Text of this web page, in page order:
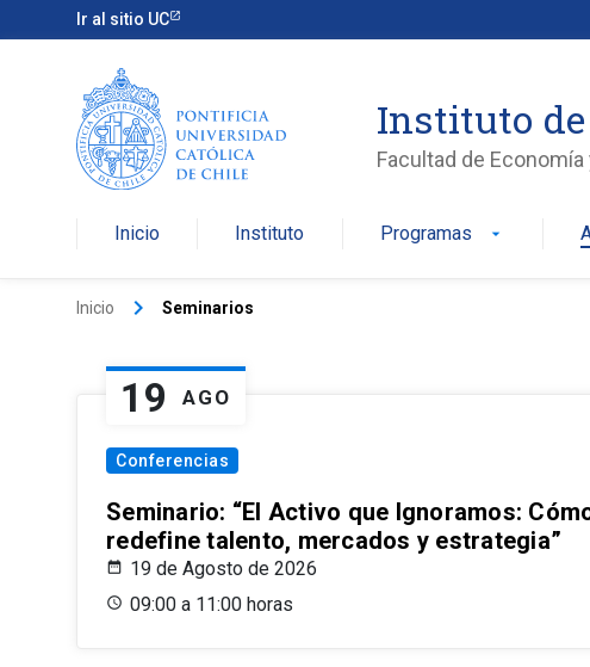
Ir al sitio UC
Instituto
Facultad de
Inicio Instituto Programas arrow_drop_down
Inicio keyboard_arrow_right Seminarios
19 AGO
Conferencias
Seminario: “El Activo que Ignoramos:
redefine talento, mercados y estrategia”
19 de Agosto de 2026
09:00 a 11:00 horas